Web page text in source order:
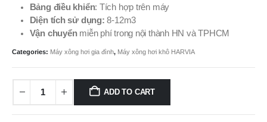
Bảng điều khiển: Tích hợp trên máy
Diện tích sử dụng: 8-12m3
Vận chuyểnmiễn phí trong nội thành HN và TPHCM
Categories: Máy xông hơi gia đình, Máy xông hơi khô HARVIA
ADD TO CART